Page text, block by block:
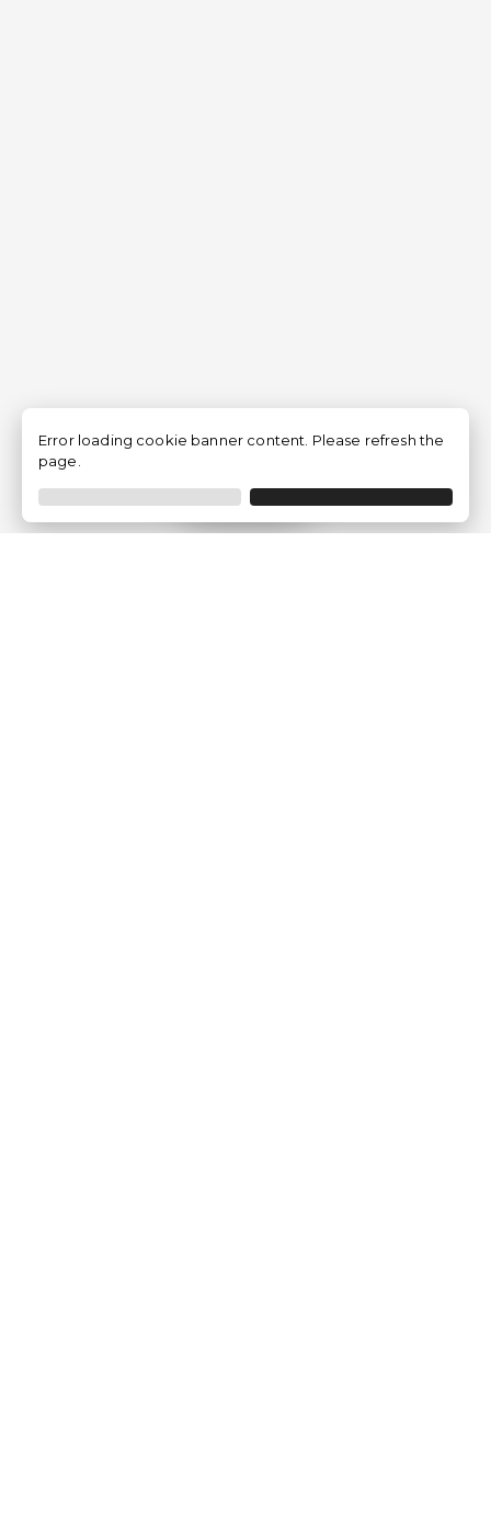
Filtrar
Error loading cookie banner content. Please refresh the
page.